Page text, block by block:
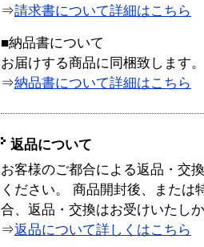
⇒請求書について詳細はこちら
■納品書について
お届けする商品に同梱致します。
⇒納品書について詳細はこちら
返品について
お客様のご都合による返品・交
ください。 商品開封後、または
合、返品・交換はお受けいたし
⇒返品について詳しくはこちら